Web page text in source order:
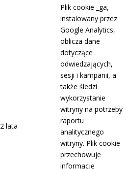
2 lata
Plik cookie _ga,
instalowany przez
Google Analytics,
oblicza dane
dotyczące
odwiedzających,
sesji i kampanii, a
także śledzi
wykorzystanie
witryny na potrzeby
raportu
analitycznego
witryny. Plik cookie
przechowuje
informacje